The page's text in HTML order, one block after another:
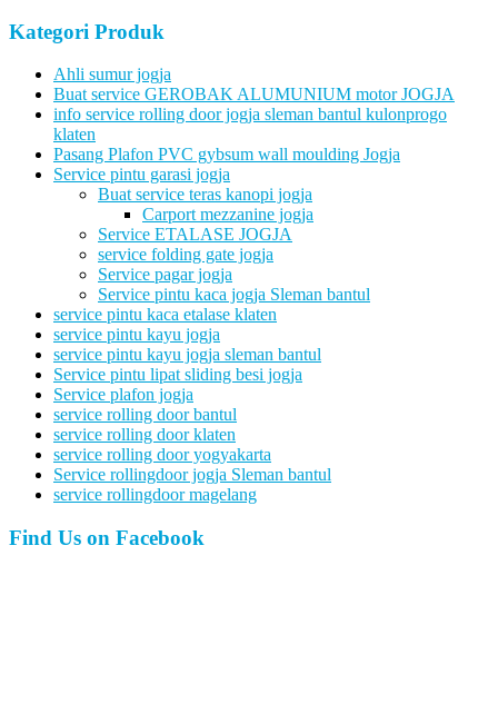
Kategori Produk
Ahli sumur jogja
Buat service GEROBAK ALUMUNIUM motor JOGJA
info service rolling door jogja sleman bantul kulonprogo
klaten
Pasang Plafon PVC gybsum wall moulding Jogja
Service pintu garasi jogja
Buat service teras kanopi jogja
Carport mezzanine jogja
Service ETALASE JOGJA
service folding gate jogja
Service pagar jogja
Service pintu kaca jogja Sleman bantul
service pintu kaca etalase klaten
service pintu kayu jogja
service pintu kayu jogja sleman bantul
Service pintu lipat sliding besi jogja
Service plafon jogja
service rolling door bantul
service rolling door klaten
service rolling door yogyakarta
Service rollingdoor jogja Sleman bantul
service rollingdoor magelang
Find Us on Facebook